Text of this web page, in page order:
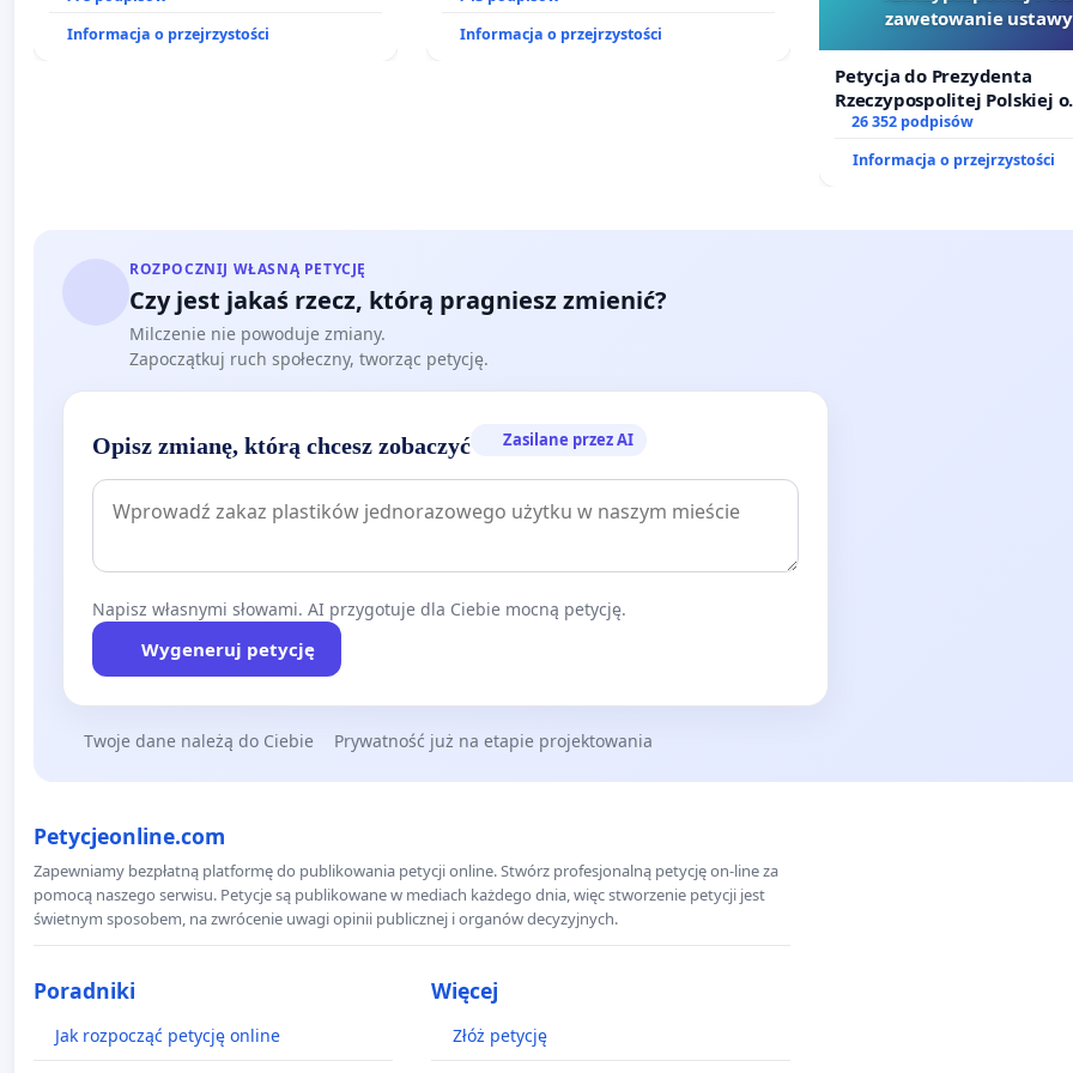
Informacja o przejrzystości
działkowe.
Informacja o przejrzystości
zawetowanie
Petycja do Prezydenta
Rzeczypospolitej Polskiej o
zawetowanie ustawy „Lex
26 352 podpisów
Informacja o przejrzystości
ROZPOCZNIJ WŁASNĄ PETYCJĘ
Czy jest jakaś rzecz, którą pragniesz zmienić?
Milczenie nie powoduje zmiany.
Zapoczątkuj ruch społeczny, tworząc petycję.
Opisz zmianę, którą chcesz zobaczyć Zasilane przez AI
Napisz własnymi słowami. AI przygotuje dla Ciebie mocną petycję.
Wygeneruj petycję
Twoje dane należą do Ciebie Prywatność już na etapie projektowania
Petycjeonline.com
Zapewniamy bezpłatną platformę do publikowania petycji online. Stwórz profesjonalną petycję on-line za
pomocą naszego serwisu. Petycje są publikowane w mediach każdego dnia, więc stworzenie petycji jest
świetnym sposobem, na zwrócenie uwagi opinii publicznej i organów decyzyjnych.
Poradniki
Jak rozpocząć petycję online
Więcej
Złóż petycję